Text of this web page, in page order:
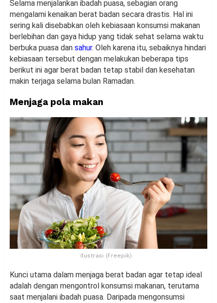
Selama menjalankan ibadah puasa, sebagian orang
mengalami kenaikan berat badan secara drastis. Hal ini
sering kali disebabkan oleh kebiasaan konsumsi makanan
berlebihan dan gaya hidup yang tidak sehat selama waktu
berbuka puasa dan sahur. Oleh karena itu, sebaiknya hindari
kebiasaan tersebut dengan melakukan beberapa tips
berikut ini agar berat badan tetap stabil dan kesehatan
makin terjaga selama bulan Ramadan.
Menjaga pola makan
Ilustrasi (Freepik)
Kunci utama dalam menjaga berat badan agar tetap ideal
adalah dengan mengontrol konsumsi makanan, terutama
saat menjalani ibadah puasa. Daripada mengonsumsi